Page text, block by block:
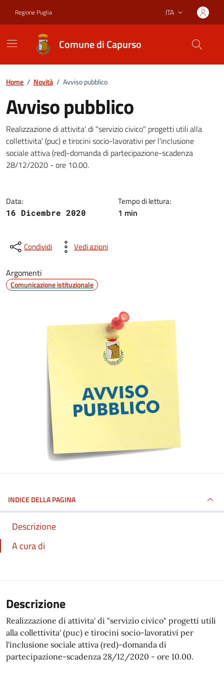
Regione Puglia Lingua attiva:
ITA
Comune di Capurso
Home / Novità / Avviso pubblico
Avviso pubblico
Dettagli della notizia
Realizzazione di attivita' di "servizio civico" progetti utili alla
collettivita' (puc) e tirocini socio-lavorativi per l'inclusione
sociale attiva (red)-domanda di partecipazione-scadenza
28/12/2020 - ore 10.00.
Data:
16 Dicembre 2020
Tempo di lettura:
1 min
Condividi Vedi azioni
Argomenti
Comunicazione istituzionale
INDICE DELLA PAGINA
Descrizione
A cura di
Descrizione
Realizzazione di attivita' di "servizio civico" progetti utili
alla collettivita' (puc) e tirocini socio-lavorativi per
l'inclusione sociale attiva (red)-domanda di
partecipazione-scadenza 28/12/2020 - ore 10.00.